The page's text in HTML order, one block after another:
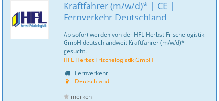
Kraftfahrer (m/w/d)* | CE |
Fernverkehr Deutschland
Ab sofort werden von der HFL Herbst Frischelogistik
GmbH deutschlandweit Kraftfahrer (m/w/d)*
gesucht.
HFL Herbst Frischelogistik GmbH
Fernverkehr
Deutschland
merken